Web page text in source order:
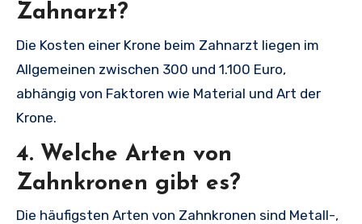
Zahnarzt?
Die Kosten einer Krone beim Zahnarzt liegen im
Allgemeinen zwischen 300 und 1.100 Euro,
abhängig von Faktoren wie Material und Art der
Krone.
4. Welche Arten von
Zahnkronen gibt es?
Die häufigsten Arten von Zahnkronen sind Metall-,